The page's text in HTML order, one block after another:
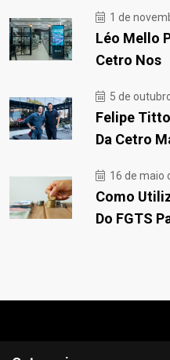
1 de
Léo Mello
Cetro Nos
5 de
Felipe
Da Cetro
16 de maio
Como
Do FGTS